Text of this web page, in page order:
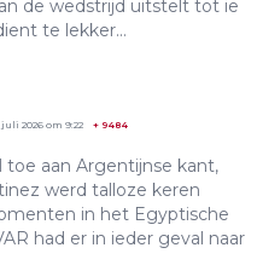
de wedstrijd uitstelt tot ie
te lekker...
juli 2026 om 9:22 + 9484
toe aan Argentijnse kant,
werd talloze keren
in het Egyptische
had er in ieder geval naar